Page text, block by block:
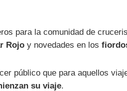
para la comunidad de
Rojo y novedades en los
público que para aquellos
su viaje.